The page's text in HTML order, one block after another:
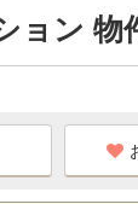
ョン 物